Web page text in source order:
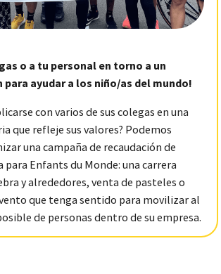
o a tu personal en torno a un
ayudar a los niño/as del mundo!
con varios de sus colegas en una
que refleje sus valores? Podemos
una campaña de recaudación de
para Enfants du Monde: una carrera
y alrededores, venta de pasteles o
que tenga sentido para movilizar al
de personas dentro de su empresa.